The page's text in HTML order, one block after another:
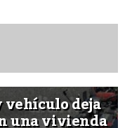
deja
una vivienda